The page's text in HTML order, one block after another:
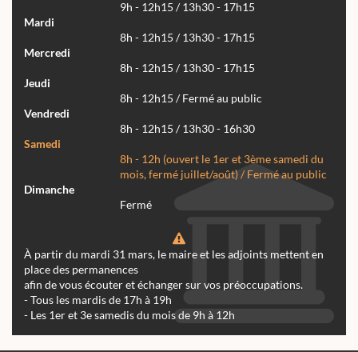
9h - 12h15 / 13h30 - 17h15
Mardi
8h - 12h15 / 13h30 - 17h15
Mercredi
8h - 12h15 / 13h30 - 17h15
Jeudi
8h - 12h15 / Fermé au public
Vendredi
8h - 12h15 / 13h30 - 16h30
Samedi
8h - 12h (ouvert le 1er et 3ème samedi du
mois, fermé juillet/août) / Fermé au public
Dimanche
Fermé
À partir du mardi 31 mars, le maire et les adjoints mettent en
place des permanences
afin de vous écouter et échanger sur vos préoccupations.
- Tous les mardis de 17h à 19h
- Les 1er et 3e samedis du mois de 9h à 12h